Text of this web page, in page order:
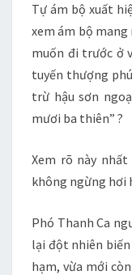
Tự ám bộ xuất
xem ám bộ
muốn đi trước ở
tuyến thượng
trừ hậu sơn
mươi ba thiên” ?
Xem rõ này
không ngừng
Phó Thanh Ca
lại đột nhiên
hạm, vừa mới